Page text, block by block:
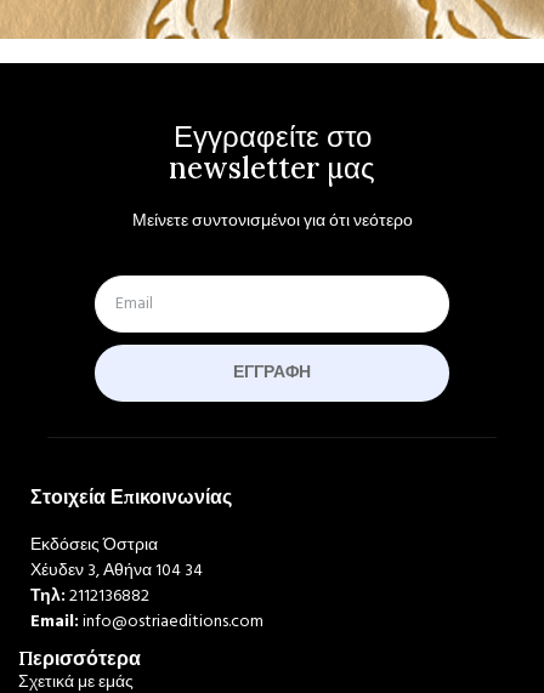
Εγγραφείτε στο
newsletter μας
Μείνετε συντονισμένοι για ότι νεότερο
ΕΓΓΡΑΦΉ
Στοιχεία Επικοινωνίας
Εκδόσεις Όστρια
Χέυδεν 3, Αθήνα 104 34
Τηλ:2112136882
Email:info@ostriaeditions.com
Περισσότερα
Σχετικά με εμάς